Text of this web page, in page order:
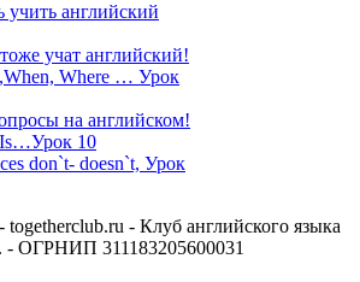
учить английский
учат английский!
Where … Урок
на английском!
10
don`t- doesn`t, Урок
- Клуб английского языка
ОГРНИП 311183205600031